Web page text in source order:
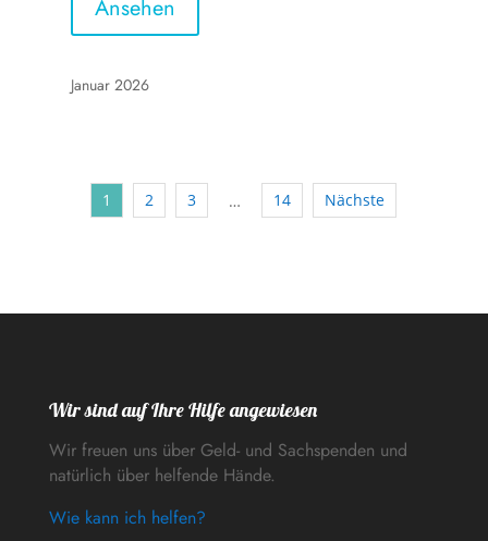
Ansehen
Januar 2026
1 2 3 … 14 Nächste
Wir sind auf Ihre Hilfe angewiesen
Wir freuen uns über Geld- und Sachspenden und
natürlich über helfende Hände.
Wie kann ich helfen?